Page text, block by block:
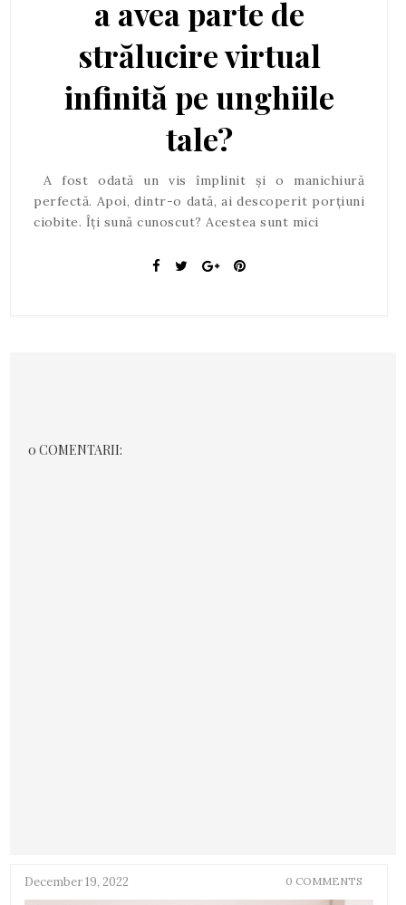
a avea parte de
strălucire virtual
infinită pe unghiile
tale?
A fost odată un vis împlinit și o manichiură
perfectă. Apoi, dintr-o dată, ai descoperit porțiuni
ciobite. Îți sună cunoscut? Acestea sunt mici
0 COMENTARII:
December 19, 2022 0 COMMENTS